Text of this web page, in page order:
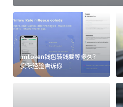
imtoken钱包转钱要等多久？
实际经验告诉你